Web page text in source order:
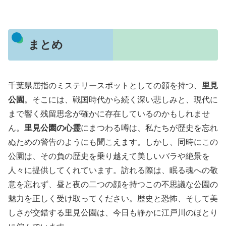
まとめ
千葉県屈指のミステリースポットとしての顔を持つ、 里見
公園 。そこには、戦国時代から続く深い悲しみと、現代に
まで響く残留思念が確かに存在しているのかもしれませ
ん。 里見公園の心霊にまつわる噂は、私たちが歴史を忘れ
ぬための警告のようにも聞こえます。しかし、同時にこの
公園は、その負の歴史を乗り越えて美しいバラや絶景を
人々に提供してくれています。訪れる際は、眠る魂への敬
意を忘れず、昼と夜の二つの顔を持つこの不思議な公園の
魅力を正しく受け取ってください。歴史と恐怖、そして美
しさが交錯する里見公園は、今日も静かに江戸川のほとり